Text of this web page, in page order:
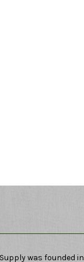
was founded in